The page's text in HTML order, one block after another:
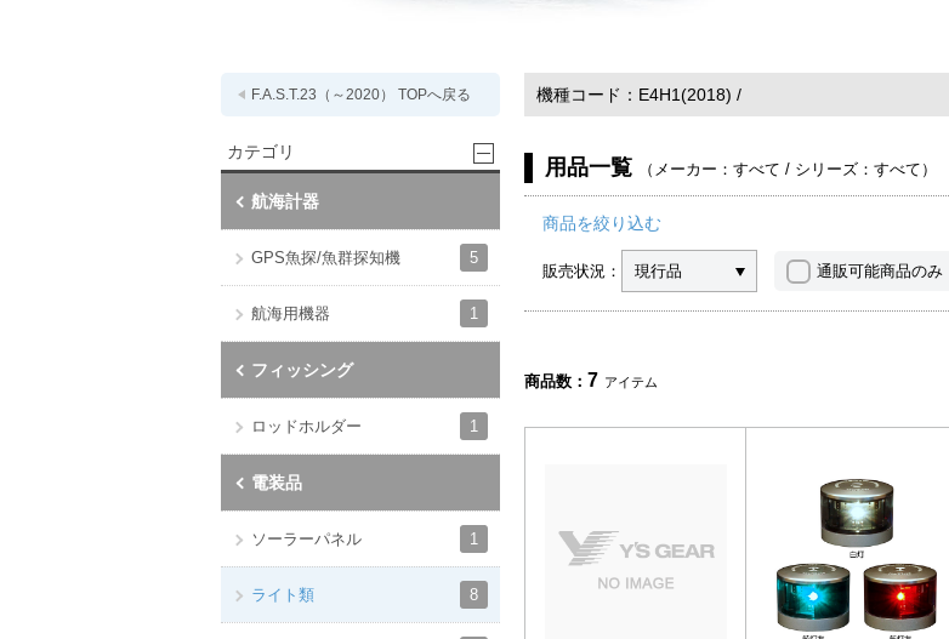
機種コード E4H1(2018)
用品一覧 （ メーカー：すべて / シリーズ：すべて ）
商品を絞り込む
販売状況： 現行品 通販可能商品のみ
商品数： 7 アイテム
F.A.S.T.23（～2020） TOPへ戻る
カテゴリ
航海計器
GPS魚探/魚群探知機 5
航海用機器 1
フィッシング
ロッドホルダー 1
電装品
ソーラーパネル 1
ライト類 8